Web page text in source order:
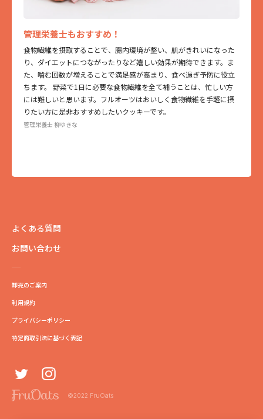
管理栄養士もおすすめ！
食物繊維を摂取することで、腸内環境が整い、肌がきれいになった
り、ダイエットにつながったりなど嬉しい効果が期待できます。ま
た、噛む回数が増えることで満足感が高まり、食べ過ぎ予防に役立
ちます。 野菜で1日に必要な食物繊維を全て補うことは、忙しい方
には難しいと思います。フルオーツはおいしく食物繊維を手軽に摂
りたい方に是非おすすめしたいクッキーです。
管理栄養士 柳ゆきな
よくある質問
お問い合わせ
卸売のご案内
利用規約
プライバシーポリシー
特定商取引法に基づく表記
©2022 FruOats